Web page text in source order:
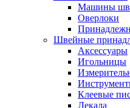
Машины
Оверлоки
Швейные
Аксессуары
Игольницы
Клеевые
Лекала